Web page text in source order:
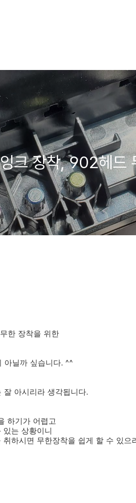
장착, 902헤드
한 장착을 위한
아닐까 싶습니다. ^^
아시리라 생각됩니다.
하기가 어렵고
는 상황이니
하시면 무한장착을 쉽게 할 수 있으